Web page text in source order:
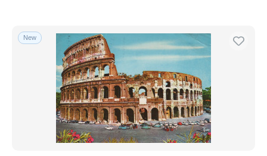
New